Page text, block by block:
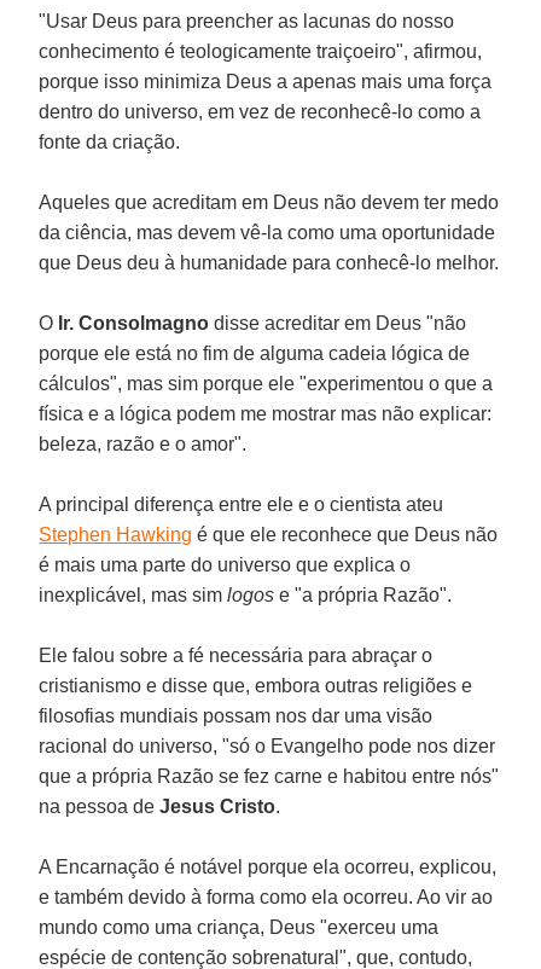
"Usar Deus para preencher as lacunas do nosso
conhecimento é teologicamente traiçoeiro", afirmou,
porque isso minimiza Deus a apenas mais uma força
dentro do universo, em vez de reconhecê-lo como a
fonte da criação.
Aqueles que acreditam em Deus não devem ter medo
da ciência, mas devem vê-la como uma oportunidade
que Deus deu à humanidade para conhecê-lo melhor.
O Ir. Consolmagnodisse acreditar em Deus "não
porque ele está no fim de alguma cadeia lógica de
cálculos", mas sim porque ele "experimentou o que a
física e a lógica podem me mostrar mas não explicar:
beleza, razão e o amor".
A principal diferença entre ele e o cientista ateu
Stephen Hawking é que ele reconhece que Deus não
é mais uma parte do universo que explica o
inexplicável, mas simlogos e "a própria Razão".
Ele falou sobre a fé necessária para abraçar o
cristianismo e disse que, embora outras religiões e
filosofias mundiais possam nos dar uma visão
racional do universo, "só o Evangelho pode nos dizer
que a própria Razão se fez carne e habitou entre nós"
na pessoa deJesus Cristo.
A Encarnação é notável porque ela ocorreu, explicou,
e também devido à forma como ela ocorreu. Ao vir ao
mundo como uma criança, Deus "exerceu uma
espécie de contenção sobrenatural", que, contudo,